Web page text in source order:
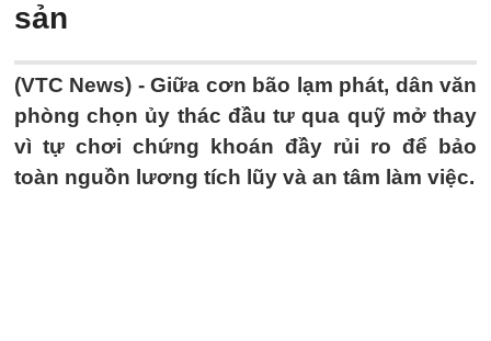
sản
(VTC News) -Giữa cơn bão lạm phát, dân văn
phòng chọn ủy thác đầu tư qua quỹ mở thay
vì tự chơi chứng khoán đầy rủi ro để bảo
toàn nguồn lương tích lũy và an tâm làm việc.